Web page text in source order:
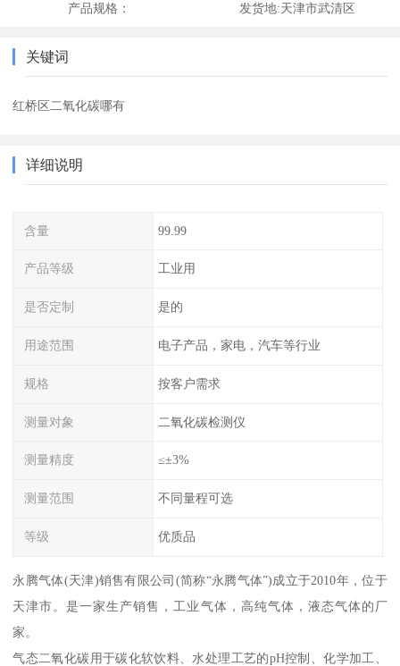
产品规格： 发货地:天津市武清区
关键词
红桥区二氧化碳哪有
详细说明
含量 99.99
产品等级 工业用
是否定制 是的
用途范围 电子产品，家电，汽车等行业
规格 按客户需求
测量对象 二氧化碳检测仪
测量精度 ≤±3%
测量范围 不同量程可选
等级 优质品
永腾气体(天津)销售有限公司(简称“永腾气体”)成立于2010年，位于
天津市。是一家生产销售，工业气体，高纯气体，液态气体的厂
家。
气态二氧化碳用于碳化软饮料、水处理工艺的pH控制、化学加工、